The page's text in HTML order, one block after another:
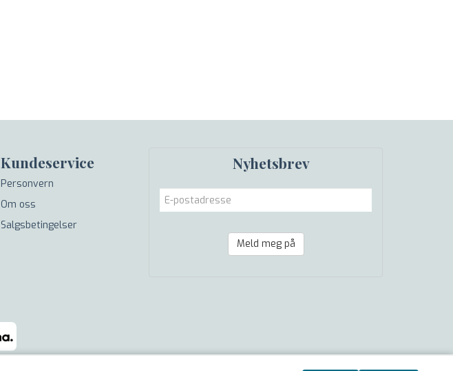
Kundeservice
Personvern
Om oss
Salgsbetingelser
Nyhetsbrev
Meld meg på